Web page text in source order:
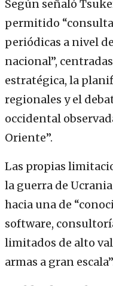
Según señaló
permitido
periódicas a nivel
nacional”,
estratégica, la
regionales y el
occidental
Oriente”.
Las propias
la guerra de
hacia una de
software,
limitados de alto
armas a gran